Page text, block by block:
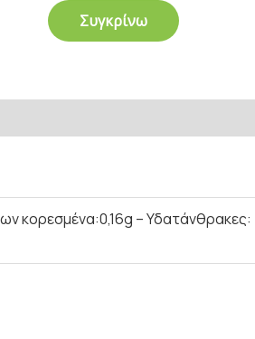
Συγκρίνω
κορεσμένα:0,16g –